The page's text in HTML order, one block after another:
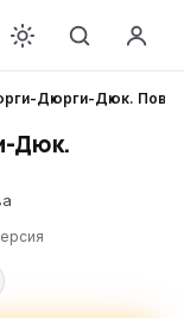
Дюрги-Дюк.
Дюк.